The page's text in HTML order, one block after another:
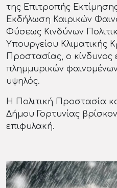
της Επιτροπής
Εκδήλωση Καιρικών
Φύσεως Κινδύνων
Υπουργείου Κλιματικής
Προστασίας, ο κίνδυνος
πλημμυρικών
υψηλός.
Η Πολιτική Προστασία
Δήμου Γορτυνίας
επιφυλακή.